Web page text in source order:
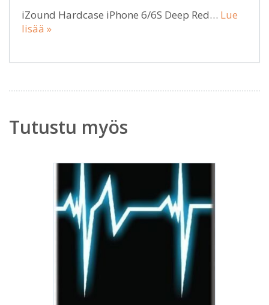
iZound Hardcase iPhone 6/6S Deep Red… Lue
lisää »
Tutustu myös